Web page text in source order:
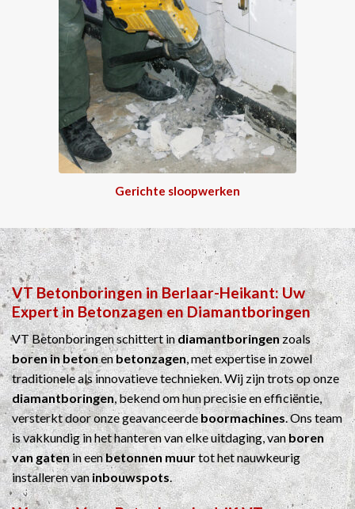
Gerichte sloopwerken
VT BetonboringeninBerlaar-Heikant: Uw
Expert in BetonzagenenDiamantboringen
VT Betonboringen schittert indiamantboringenzoals
boren in betonenbetonzagen, met expertise in zowel
traditionele als innovatieve technieken. Wij zijn trots op onze
diamantboringen, bekend om hun precisie en efficiëntie,
versterkt door onze geavanceerdeboormachines. Ons team
is vakkundig in het hanteren van elke uitdaging, vanboren
van gatenin eenbetonnen muurtot het nauwkeurig
installeren vaninbouwspots.